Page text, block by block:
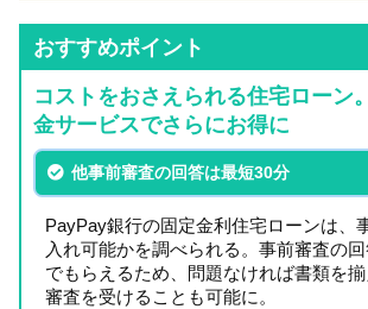
おすすめポイント
コストをおさえられる住宅ローン
金サービスでさらにお得に
他事前審査の回答は最短30分
PayPay銀行の固定金利住宅ローンは、
入れ可能かを調べられる。事前審査の
でもらえるため、問題なければ書類を
審査を受けることも可能に。